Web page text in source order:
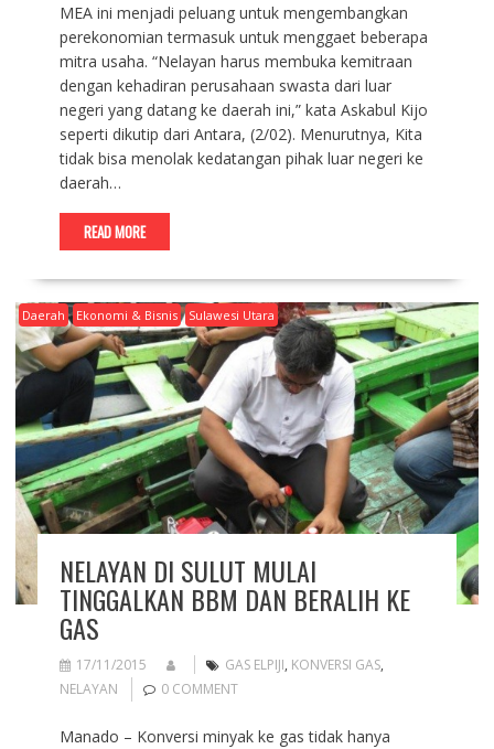
MEA ini menjadi peluang untuk mengembangkan
perekonomian termasuk untuk menggaet beberapa
mitra usaha. “Nelayan harus membuka kemitraan
dengan kehadiran perusahaan swasta dari luar
negeri yang datang ke daerah ini,” kata Askabul Kijo
seperti dikutip dari Antara, (2/02). Menurutnya, Kita
tidak bisa menolak kedatangan pihak luar negeri ke
daerah…
READ MORE
Daerah Ekonomi & Bisnis Sulawesi Utara
NELAYAN DI SULUT MULAI
TINGGALKAN BBM DAN BERALIH KE
GAS
17/11/2015 GAS ELPIJI, KONVERSI GAS,
NELAYAN
0 COMMENT
Manado – Konversi minyak ke gas tidak hanya